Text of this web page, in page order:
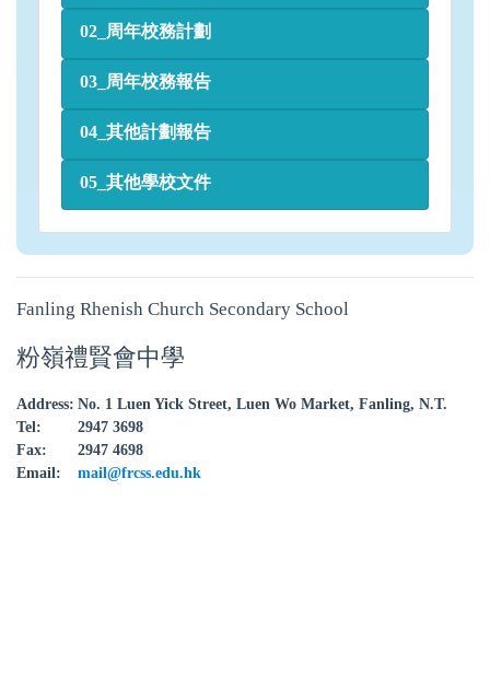
02_周年校務計劃
03_周年校務報告
04_其他計劃報告
05_其他學校文件
Fanling Rhenish Church Secondary School
粉嶺禮賢會中學
Address: No. 1 Luen Yick Street, Luen Wo Market, Fanling, N.T.
Tel:
2947 3698
Fax:
2947 4698
Email:
mail@frcss.edu.hk